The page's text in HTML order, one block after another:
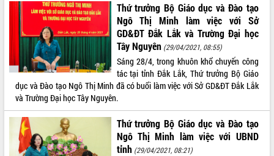
HỆ THỐNG VĂN BẢN
VĂN BẢN HĐND TỈNH
ĐIỂM TIN VĂN BẢN
QUY HOẠCH - KẾ HOẠCH
Thứ trưởng Bộ Giáo dục và Đào tạo
Ngô Thị Minh làm việc với Sở
GD&ĐT Đắk Lắk và Trường Đại học
Tây Nguyên (29/04/2021, 08:55)
Sáng 28/4, trong khuôn khổ chuyến công
tác tại tỉnh Đắk Lắk, Thứ trưởng Bộ Giáo
dục và Đào tạo Ngô Thị Minh đã có buổi làm việc với Sở GD&ĐT Đắk Lắk
và Trường Đại học Tây Nguyên.
Thứ trưởng Bộ Giáo dục và Đào tạo
Ngô Thị Minh làm việc với UBND
tỉnh (29/04/2021, 08:21)